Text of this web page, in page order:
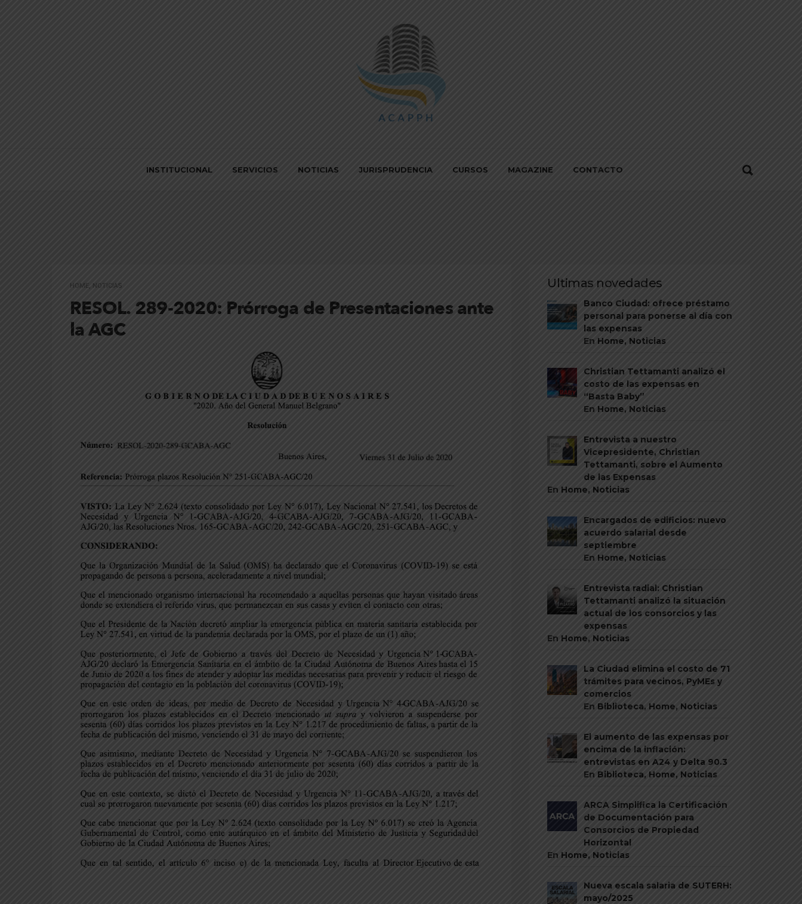
INSTITUCIONAL SERVICIOS NOTICIAS JURISPRUDENCIA CURSOS MAGAZINE CONTACTO
HOME, NOTICIAS
RESOL. 289-2020: Prórroga de Presentaciones ante
la AGC
Ultimas novedades
Banco Ciudad: ofrece préstamo
personal para ponerse al día con
las expensas
En Home, Noticias
Christian Tettamanti analizó el
costo de las expensas en
“Basta Baby”
En Home, Noticias
Entrevista a nuestro
Vicepresidente, Christian
Tettamanti, sobre el Aumento
de las Expensas
En Home, Noticias
Encargados de edificios: nuevo
acuerdo salarial desde
septiembre
En Home, Noticias
Entrevista radial: Christian
Tettamanti analizó la situación
actual de los consorcios y las
expensas
En Home, Noticias
La Ciudad elimina el costo de 71
trámites para vecinos, PyMEs y
comercios
En Biblioteca, Home, Noticias
El aumento de las expensas por
encima de la inflación:
entrevistas en A24 y Delta 90.3
En Biblioteca, Home, Noticias
ARCA Simplifica la Certificación
de Documentación para
Consorcios de Propiedad
Horizontal
En Home, Noticias
Nueva escala salaria de SUTERH:
mayo/2025